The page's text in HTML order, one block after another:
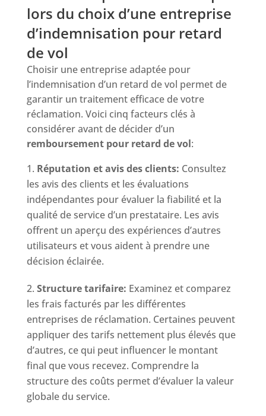
lors du choix d’une entreprise
d’indemnisation pour retard
de vol
Choisir une entreprise adaptée pour
l’indemnisation d’un retard de vol permet de
garantir un traitement efficace de votre
réclamation. Voici cinq facteurs clés à
considérer avant de décider d’un
remboursement pour retard de vol:
Réputation et avis des clients: Consultez
les avis des clients et les évaluations
indépendantes pour évaluer la fiabilité et la
qualité de service d’un prestataire. Les avis
offrent un aperçu des expériences d’autres
utilisateurs et vous aident à prendre une
décision éclairée.
Structure tarifaire: Examinez et comparez
les frais facturés par les différentes
entreprises de réclamation. Certaines peuvent
appliquer des tarifs nettement plus élevés que
d’autres, ce qui peut influencer le montant
final que vous recevez. Comprendre la
structure des coûts permet d’évaluer la valeur
globale du service.